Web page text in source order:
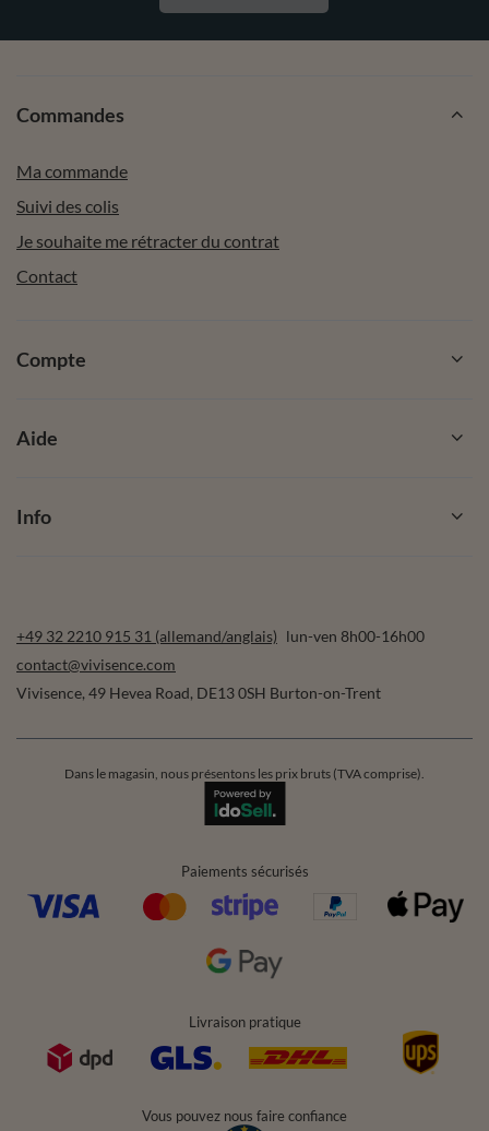
Commandes
Ma commande
Suivi des colis
Je souhaite me rétracter du contrat
Contact
Compte
Aide
Info
+49 32 2210 915 31 (allemand/anglais) lun-ven 8h00-16h00
contact@vivisence.com
Vivisence, 49 Hevea Road, DE13 0SH Burton-on-Trent
Dans le magasin, nous présentons les prix bruts (TVA comprise).
Paiements sécurisés
Livraison pratique
Vous pouvez nous faire confiance